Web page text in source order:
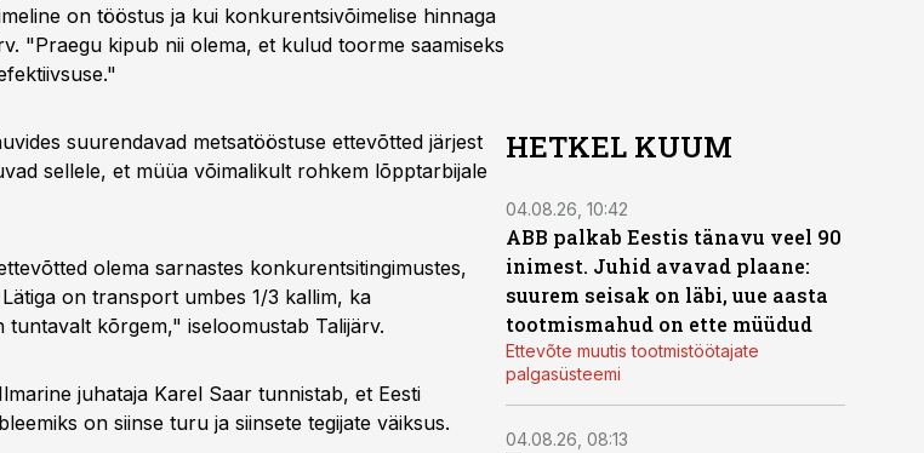
on tööstus ja kui konkurentsivõimelise hinnaga
"Praegu kipub nii olema, et kulud toorme saamiseks
suurendavad metsatööstuse ettevõtted järjest
sellele, et müüa võimalikult rohkem lõpptarbijale
olema sarnastes konkurentsitingimustes,
on transport umbes 1/3 kallim, ka
tuntavalt kõrgem," iseloomustab Talijärv.
juhataja Karel Saar tunnistab, et Eesti
on siinse turu ja siinsete tegijate väiksus.
HETKEL KUUM
04.08.26, 10:42
ABB palkab Eestis tänavu veel 90
inimest. Juhid avavad plaane:
suurem seisak on läbi, uue aasta
tootmismahud on ette müüdud
Ettevõte muutis tootmistöötajate
palgasüsteemi
04.08.26, 08:13